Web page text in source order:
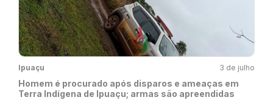
Ipuaçu 3 de julho
Homem é procurado após disparos e ameaças em
Terra Indígena de Ipuaçu; armas são apreendidas